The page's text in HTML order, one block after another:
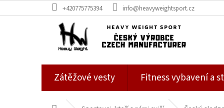
na
+420775775394 info@heavyweightsport.cz
Zátěžové vesty Fitness vybavení a